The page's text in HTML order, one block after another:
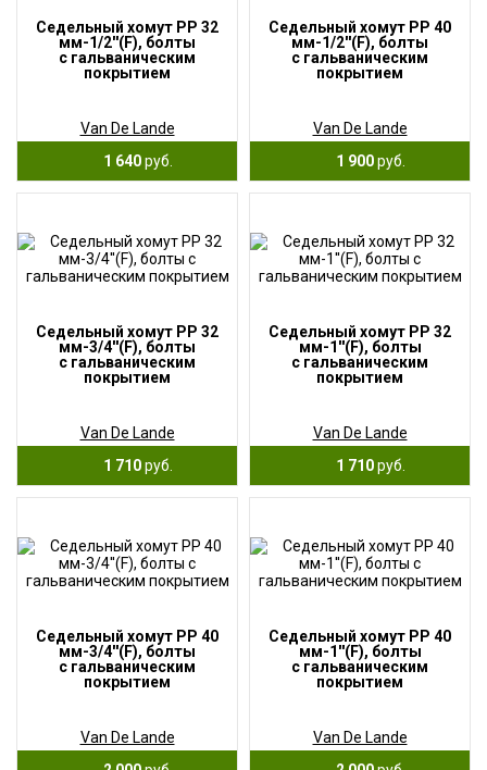
Седельный хомут PP 32
мм-1/2''(F), болты
с гальваническим
покрытием
Van De Lande
1 640руб.
Седельный хомут PP 40
мм-1/2''(F), болты
с гальваническим
покрытием
Van De Lande
1 900руб.
Седельный хомут PP 32
мм-3/4''(F), болты
с гальваническим
покрытием
Van De Lande
1 710руб.
Седельный хомут PP 32
мм-1''(F), болты
с гальваническим
покрытием
Van De Lande
1 710руб.
Седельный хомут PP 40
мм-3/4''(F), болты
с гальваническим
покрытием
Van De Lande
Седельный хомут PP 40
мм-1''(F), болты
с гальваническим
покрытием
Van De Lande